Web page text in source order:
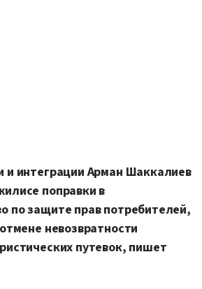
и интеграции Арман Шаккалиев
поправки в
по защите прав потребителей,
невозвратности
путевок, пишет